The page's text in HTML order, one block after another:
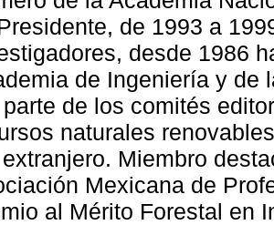
de 1993 a
desde 1986
de Ingeniería y de
de los comités
naturales
Miembro
Mexicana de
al Mérito Forestal en